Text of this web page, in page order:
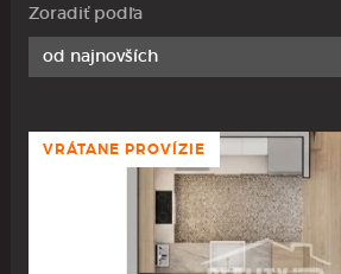
Zoradiť podľa
VRÁTANE PROVÍZIE